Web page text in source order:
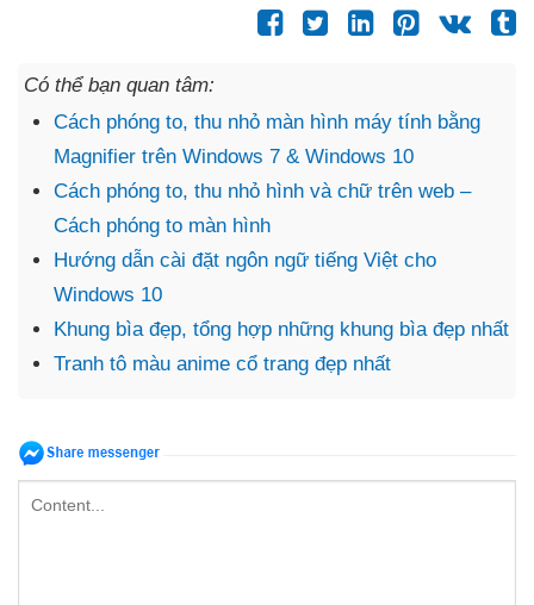
Có thể bạn quan tâm:
Cách phóng to, thu nhỏ màn hình máy tính bằng
Magnifier trên Windows 7 & Windows 10
Cách phóng to, thu nhỏ hình và chữ trên web –
Cách phóng to màn hình
Hướng dẫn cài đặt ngôn ngữ tiếng Việt cho
Windows 10
Khung bìa đẹp, tổng hợp những khung bìa đẹp nhất
Tranh tô màu anime cổ trang đẹp nhất